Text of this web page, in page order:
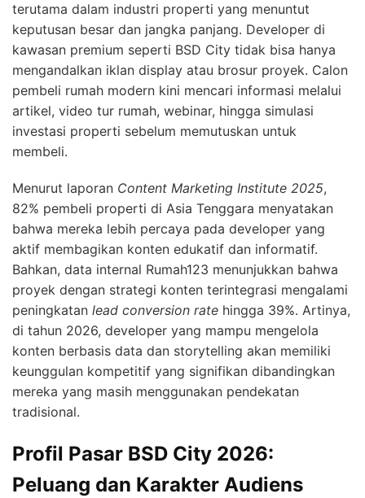
terutama dalam industri properti yang menuntut
keputusan besar dan jangka panjang. Developer di
kawasan premium seperti BSD City tidak bisa hanya
mengandalkan iklan display atau brosur proyek. Calon
pembeli rumah modern kini mencari informasi melalui
artikel, video tur rumah, webinar, hingga simulasi
investasi properti sebelum memutuskan untuk
membeli.
Menurut laporan Content Marketing Institute 2025,
82% pembeli properti di Asia Tenggara menyatakan
bahwa mereka lebih percaya pada developer yang
aktif membagikan konten edukatif dan informatif.
Bahkan, data internal Rumah123 menunjukkan bahwa
proyek dengan strategi konten terintegrasi mengalami
peningkatan lead conversion rate hingga 39%. Artinya,
di tahun 2026, developer yang mampu mengelola
konten berbasis data dan storytelling akan memiliki
keunggulan kompetitif yang signifikan dibandingkan
mereka yang masih menggunakan pendekatan
tradisional.
Profil Pasar BSD City 2026:
Peluang dan Karakter Audiens